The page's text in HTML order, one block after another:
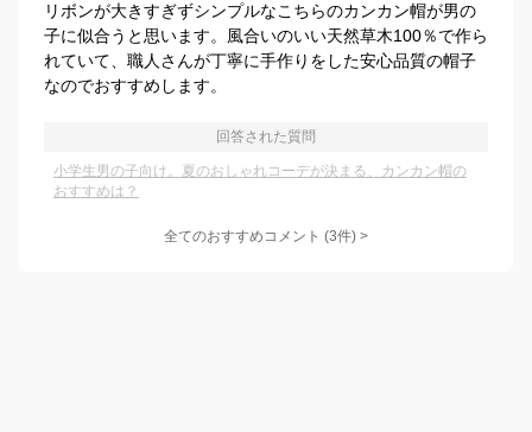
リボンが大きすぎずシンプルなこちらのカンカン帽が男の
子に似合うと思います。風合いのいい天然草木100％で作ら
れていて、職人さんが丁寧に手作りをした安心品質の帽子
なのでおすすめします。
回答された質問
小学生男の子向け。夏のおしゃれコーデが決まる、カンカン帽の
おすすめは？
全てのおすすめコメント (3件) >